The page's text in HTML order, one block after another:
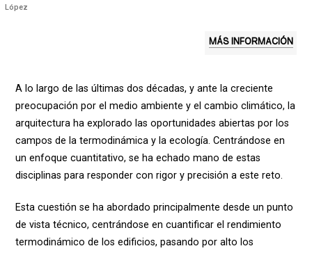
López
MÁS INFORMACIÓN
A lo largo de las últimas dos décadas, y ante la creciente
preocupación por el medio ambiente y el cambio climático, la
arquitectura ha explorado las oportunidades abiertas por los
campos de la termodinámica y la ecología. Centrándose en
un enfoque cuantitativo, se ha echado mano de estas
disciplinas para responder con rigor y precisión a este reto.
Esta cuestión se ha abordado principalmente desde un punto
de vista técnico, centrándose en cuantificar el rendimiento
termodinámico de los edificios, pasando por alto los